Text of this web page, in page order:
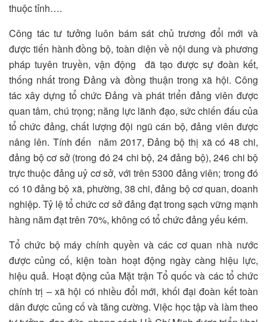
thuộc tỉnh….
Công tác tư tưởng luôn bám sát chủ trương đổi mới và
được tiến hành đồng bộ, toàn diện về nội dung và phương
pháp tuyên truyền, vận động đã tạo được sự đoàn kết,
thống nhất trong Đảng và đồng thuận trong xã hội. Công
tác xây dựng tổ chức Đảng và phát triển đảng viên được
quan tâm, chú trọng; năng lực lãnh đạo, sức chiến đấu của
tổ chức đảng, chất lượng đội ngũ cán bộ, đảng viên được
nâng lên. Tính đến năm 2017, Đảng bộ thị xã có 48 chi,
đảng bộ cơ sở (trong đó 24 chi bộ, 24 đảng bộ), 246 chi bộ
trực thuộc đảng uỷ cơ sở, với trên 5300 đảng viên; trong đó
có 10 đảng bộ xã, phường, 38 chi, đảng bộ cơ quan, doanh
nghiệp. Tỷ lệ tổ chức cơ sở đảng đạt trong sạch vững mạnh
hàng năm đạt trên 70%, không có tổ chức đảng yếu kém.
Tổ chức bộ máy chính quyền và các cơ quan nhà nước
được củng cố, kiện toàn hoạt động ngày càng hiệu lực,
hiệu quả. Hoạt động của Mặt trận Tổ quốc và các tổ chức
chính trị – xã hội có nhiều đổi mới, khối đại đoàn kết toàn
dân được củng cố và tăng cường. Việc học tập và làm theo